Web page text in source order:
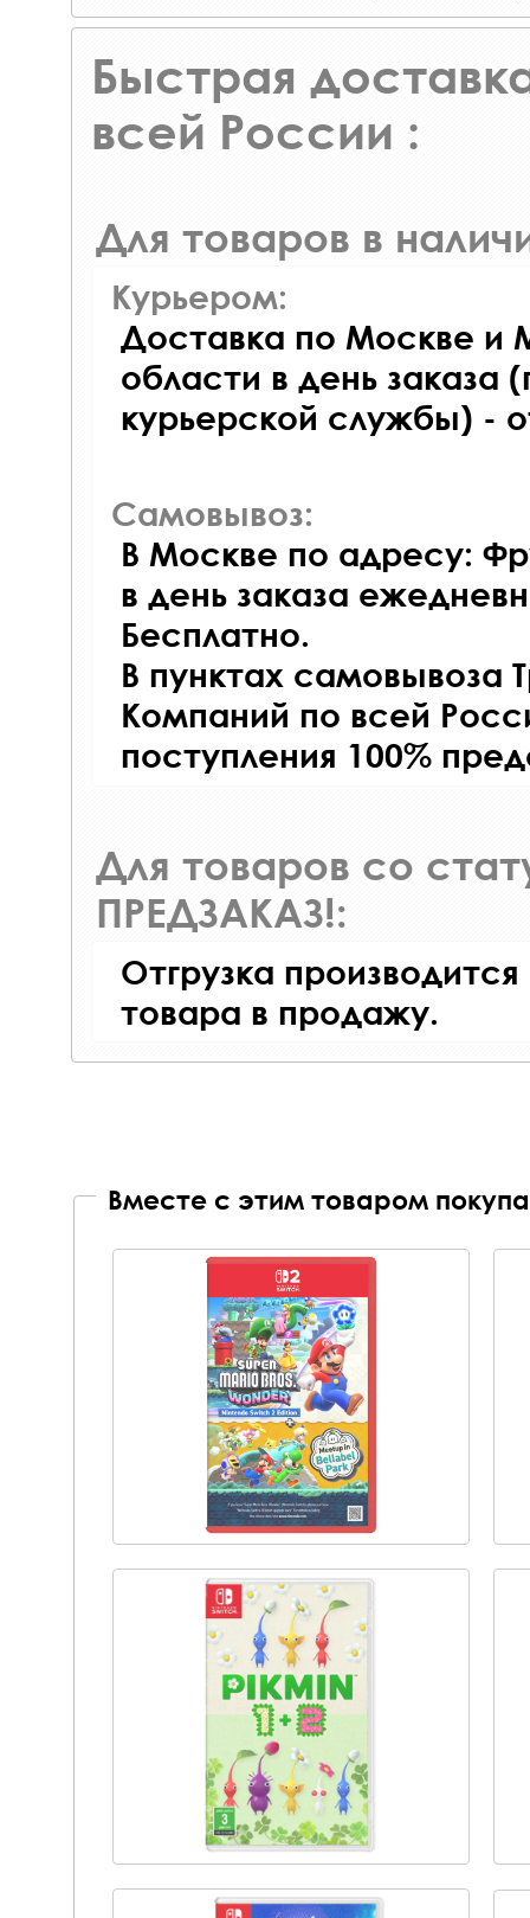
Быстрая
всей России :
Для товаров в
Курьером:
Доставка по Москве и
области в день заказа
курьерской службы) -
Самовывоз:
В Москве по адресу:
в день заказа
Бесплатно.
В пунктах самовывоза
Компаний по всей
поступления 100%
Для товаров со
ПРЕДЗАКАЗ!:
Отгрузка
товара в продажу.
Вместе с этим товаром